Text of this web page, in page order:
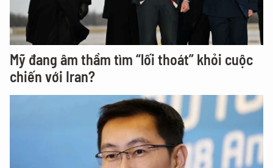
Mỹ đang âm thầm tìm “lối thoát” khỏi cuộc
chiến với Iran?